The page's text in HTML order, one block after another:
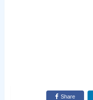
Share